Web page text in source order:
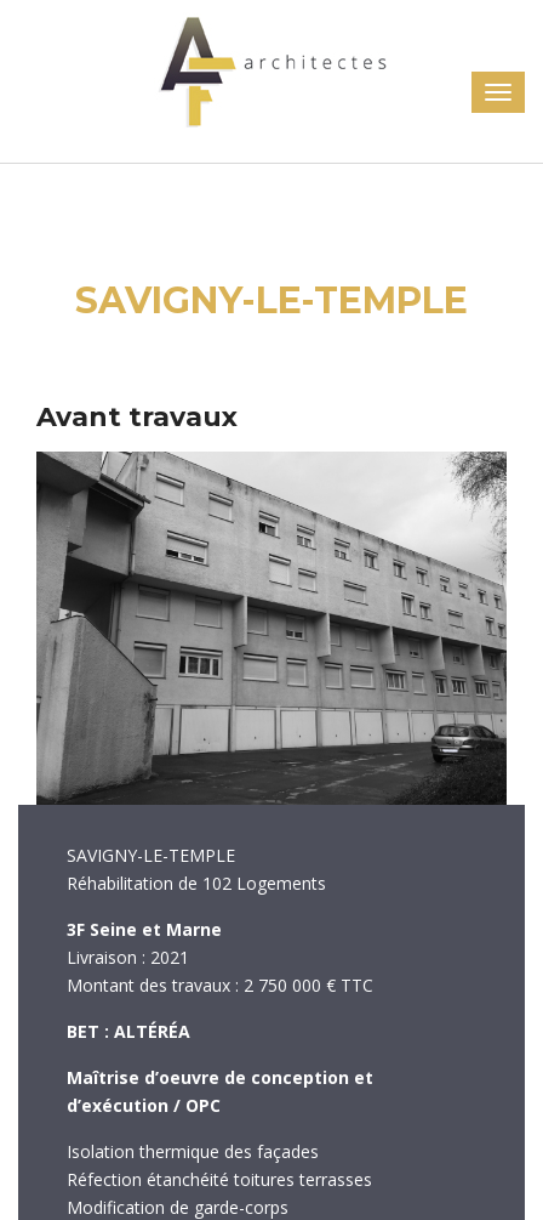
SAVIGNY-LE-TEMPLE
Avant travaux
SAVIGNY-LE-TEMPLE
Réhabilitation de 102 Logements
3F Seine et Marne
Livraison : 2021
Montant des travaux : 2 750 000 € TTC
BET : ALTÉRÉA
Maîtrise d’oeuvre de conception et
d’exécution / OPC
Isolation thermique des façades
Réfection étanchéité toitures terrasses
Modification de garde-corps